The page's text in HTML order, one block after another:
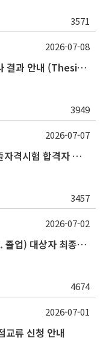
3571
2026학년도 1학기 석·박사 논문심사 결과 안내 (Thesis Defense Result)
3949
2026-07-08
2026학년도 2학기 석·박사 논문제출자격시험 합격자 공고(TSQ Exam Result)
3457
2026-07-07
2025학년도 후기 학위수여(2026.8. 졸업) 대상자 최종인준 논문 제출 안내
4674
2026-07-02
교류 신청 안내
2026-07-01